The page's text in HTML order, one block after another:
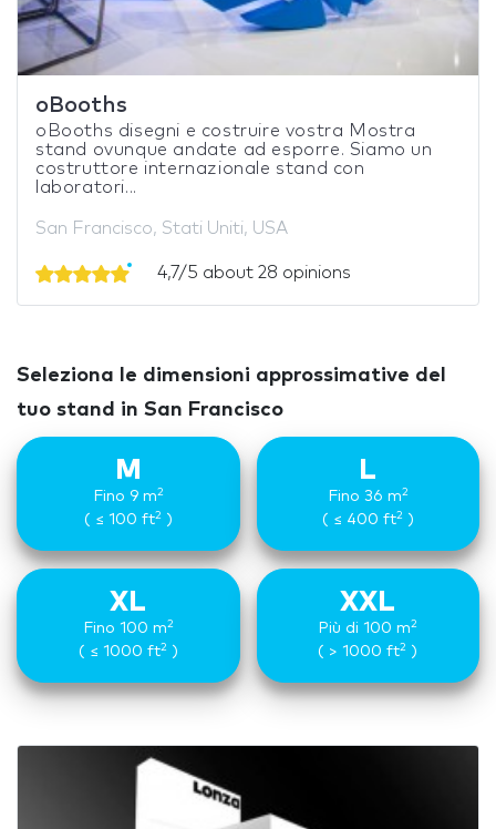
oBooths
oBooths disegni e costruire vostra Mostra
stand ovunque andate ad esporre. Siamo un
costruttore internazionale stand con
laboratori...
San Francisco, Stati Uniti, USA
4,7/5 about 28 opinions
Seleziona le dimensioni approssimative del
tuo stand in San Francisco
M
Fino 9 m2
( ≤ 100 ft2)
L
Fino 36 m2
( ≤ 400 ft2)
XL
Fino 100 m2
( ≤ 1000 ft2)
XXL
Più di 100 m2
( > 1000 ft2 )